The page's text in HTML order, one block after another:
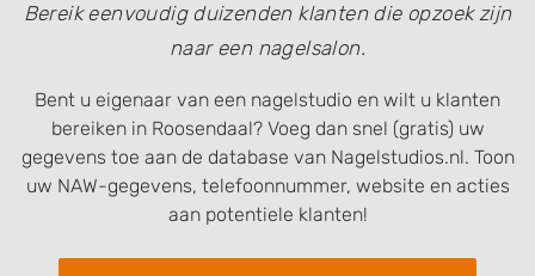
Bereik eenvoudig duizenden klanten die opzoek zijn
naar een nagelsalon.
Bent u eigenaar van een nagelstudio en wilt u klanten
bereiken in Roosendaal? Voeg dan snel (gratis) uw
gegevens toe aan de database van Nagelstudios.nl. Toon
uw NAW-gegevens, telefoonnummer, website en acties
aan potentiele klanten!